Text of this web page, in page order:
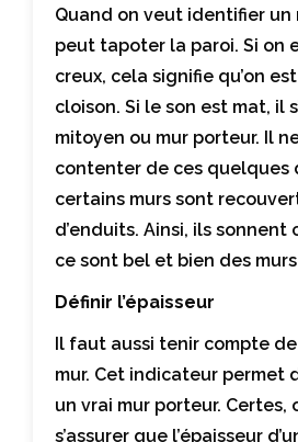
Quand on veut identifier un
peut tapoter la paroi. Si on
creux, cela signifie qu’on
cloison. Si le son est mat, il
mitoyen ou mur porteur. Il
contenter de ces quelques
certains murs sont
d’enduits. Ainsi, ils sonnent
ce sont bel et bien des
Définir l’épaisseur
Il faut aussi tenir compte de
mur. Cet indicateur permet
un vrai mur porteur. Certes,
s’assurer que l’épaisseur